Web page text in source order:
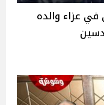
عزاء والده